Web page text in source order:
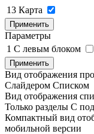
13 Карта
Применить
Параметры
1 C левым блоком
Применить
Вид отображения
Слайдером Списком
Вид отображения
Только разделы С
Компактный вид
мобильной версии